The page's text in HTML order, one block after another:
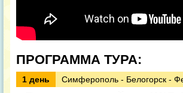
ПРОГРАММА ТУРА:
1 день Симферополь - Белогорск -